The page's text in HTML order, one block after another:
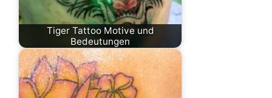
Tiger Tattoo Motive und
Bedeutungen